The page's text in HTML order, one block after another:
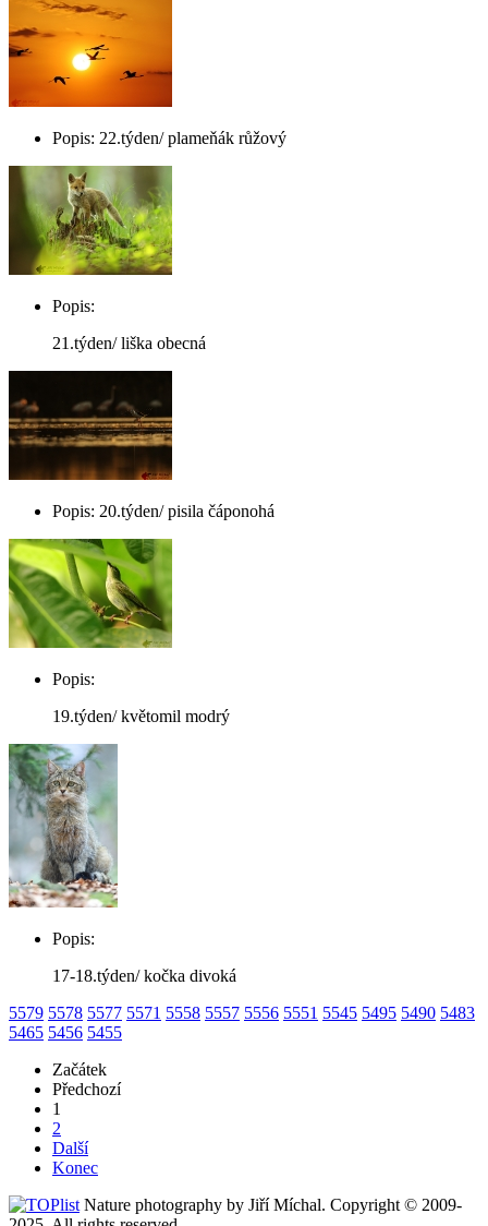
Popis: 22.týden/ plameňák růžový
Popis:
21.týden/ liška obecná
Popis: 20.týden/ pisila čáponohá
Popis:
19.týden/ květomil modrý
Popis:
17-18.týden/ kočka divoká
5579 5578 5577 5571 5558 5557 5556 5551 5545 5495 5490 5483
5465 5456 5455
Začátek
Předchozí
1
2
Další
Konec
Nature photography by Jiří Míchal. Copyright © 2009-